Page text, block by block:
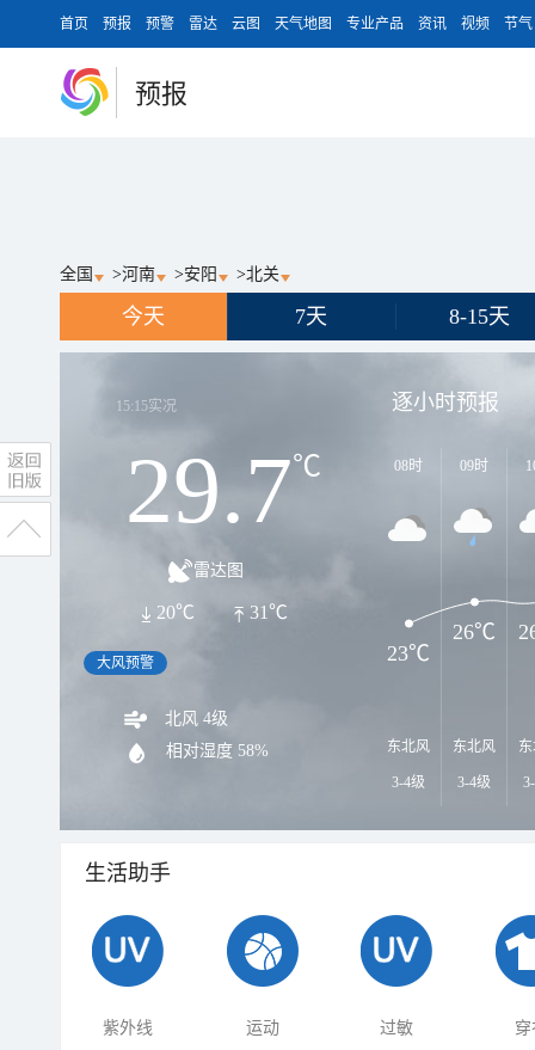
首页 预报 预警 雷达 云图 天气地图 专业产品 资讯 视频 节气
预报
全国 >河南 >安阳 >北关
今天 7天 8-15天
15:15实况
29.7℃
雷达图
31℃
20℃
大风预警
北风 4级
相对湿度 58%
逐小时预报
08时
东北风
3-4级
09时
东北风
3-4级
23℃
26℃
生活助手
紫外线 运动 过敏 穿